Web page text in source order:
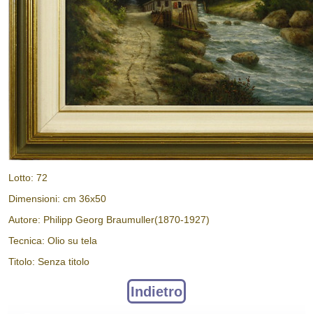
Lotto: 72
Dimensioni: cm 36x50
Autore: Philipp Georg Braumuller(1870-1927)
Tecnica: Olio su tela
Titolo: Senza titolo
Indietro